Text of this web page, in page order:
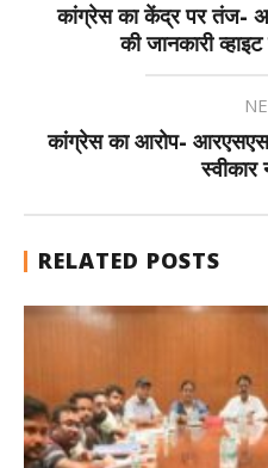
कांग्रेस का केंद्र पर तंज-
की जानकारी
कांग्रेस का आरोप- आरएसएस
स्वीकार
RELATED POSTS